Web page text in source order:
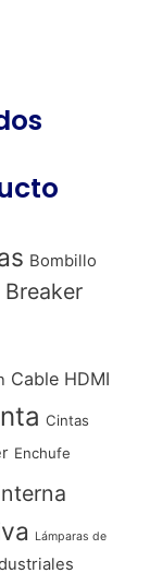
Bombillo
Breaker
Cable HDMI
Cintas
Enchufe
Lámparas de